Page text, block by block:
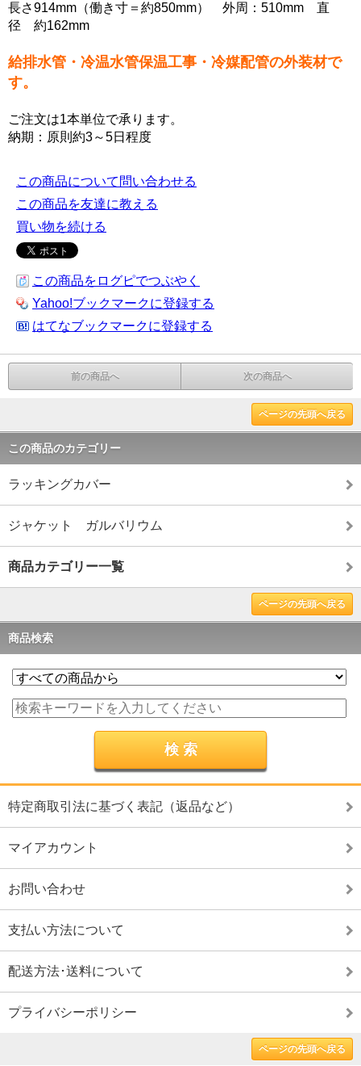
長さ914mm（働き寸＝約850mm） 外周：510mm 直
径 約162mm
給排水管・冷温水管保温工事・冷媒配管の外装材で
す。
ご注文は1本単位で承ります。
納期：原則約3～5日程度
この商品について問い合わせる
この商品を友達に教える
買い物を続ける
この商品をログピでつぶやく
Yahoo!ブックマークに登録する
はてなブックマークに登録する
前の商品へ 次の商品へ
ページの先頭へ戻る
この商品のカテゴリー
ラッキングカバー
ジャケット ガルバリウム
商品カテゴリー一覧
ページの先頭へ戻る
商品検索
特定商取引法に基づく表記（返品など）
マイアカウント
お問い合わせ
支払い方法について
配送方法･送料について
プライバシーポリシー
ページの先頭へ戻る